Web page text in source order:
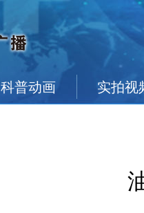
科普动画 实拍视